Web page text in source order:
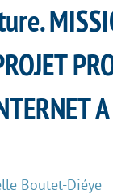
A
Boutet-Diéye